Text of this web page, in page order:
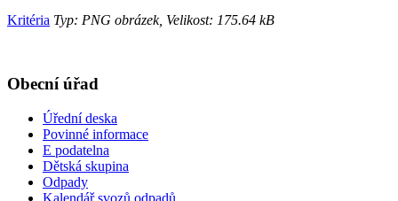
Kritéria Typ: PNG obrázek, Velikost: 175.64 kB
Obecní úřad
Úřední deska
Povinné informace
E podatelna
Dětská skupina
Odpady